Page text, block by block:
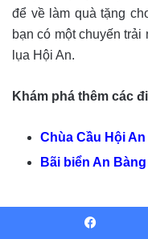
để về làm quà tặng
bạn có một chuyến
lụa Hội An.
Khám phá thêm các
Chùa Cầu Hội An
Bãi biển An Bàng